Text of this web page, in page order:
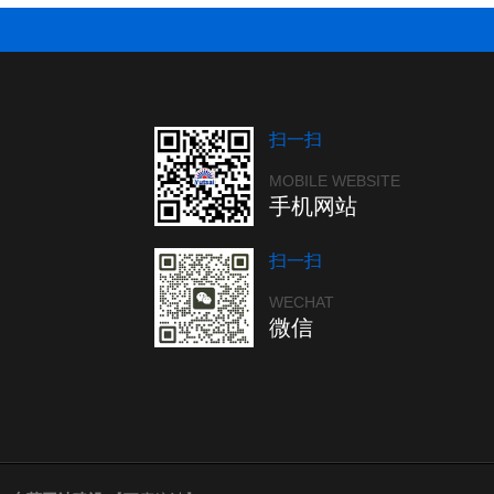
扫一扫
MOBILE WEBSITE
手机网站
扫一扫
WECHAT
微信